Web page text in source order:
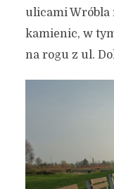
ulicami Wróbla
kamienic, w
na rogu z ul.